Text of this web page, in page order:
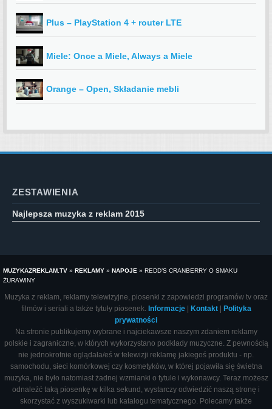
Plus – PlayStation 4 + router LTE
Miele: Once a Miele, Always a Miele
Orange – Open, Składanie mebli
ZESTAWIENIA
Najlepsza muzyka z reklam 2015
MUZYKAZREKLAM.TV » REKLAMY » NAPOJE » REDD’S CRANBERRY O SMAKU
ŻURAWINY
Muzyka z reklam, reklamy telewizyjne, piosenki z zapowiedzi programów tv oraz
filmów i seriali a także tytuły piosenek. Informacje| Kontakt|
Polityka
prywatności
Na stronie publikujemy wybrane i najciekawsze naszym zdaniem reklamy
polskie i zagraniczne, w których wykorzystano podkłady muzyczne. Z pewnością
nie jednokrotnie oglądała/eś w telewizji reklamę jakiegoś produktu - np.
samochodu, sieci komórkowej czy kosmetyków, w której pojawiła się świetna
muzyka, nie było natomiast żadnej wzmianki o tytule i wykonawcy. Teraz możesz
odnaleźć taką piosenkę w kilka sekund, wystarczy odwiedzić naszą stronę i
skorzystać z wyszukiwarki lub katalogu tematycznego. Polecamy także